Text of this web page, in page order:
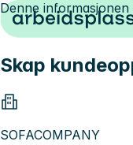
Hopp til innhold
Skap
SOFACOMPANY
Denne